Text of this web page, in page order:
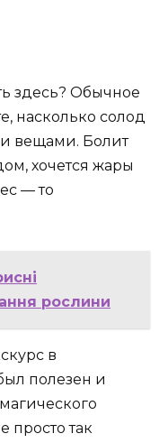
здесь? Обычное
насколько солод
вещами. Болит
хочется жары
— то
рослини
в
полезен и
просто так